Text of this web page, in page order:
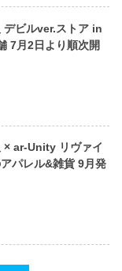
デビルver.ストア in
7月2日より順次開
× ar-Unity リヴァイ
パレル&雑貨 9月発